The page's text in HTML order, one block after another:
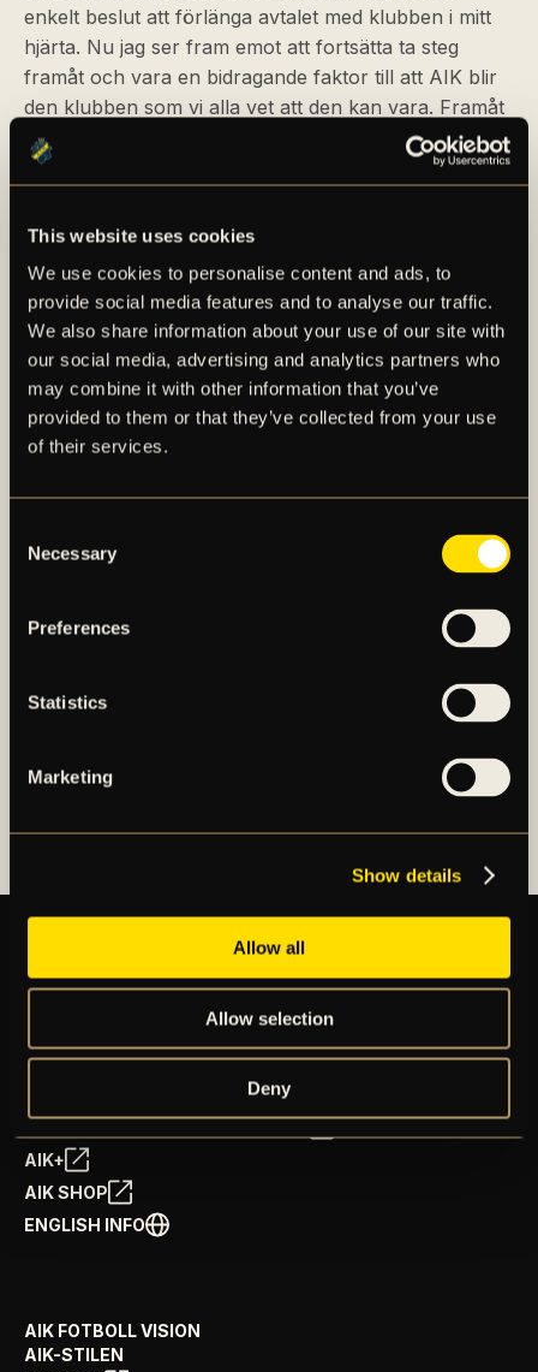
This website uses cookies
We use cookies to personalise content and ads, to
provide social media features and to analyse our traffic.
We also share information about your use of our site with
our social media, advertising and analytics partners who
may combine it with other information that you’ve
provided to them or that they’ve collected from your use
of their services.
Selection
Necessary
Preferences
Statistics
Marketing
Show details
Allow all
Allow selection
Deny
enkelt beslut att förlänga avtalet med klubben i mitt
hjärta. Nu jag ser fram emot att fortsätta ta steg
framåt och vara en bidragande faktor till att AIK blir
den klubben som vi alla vet att den kan vara. Framåt
stolta AIK, säger Anton Salétros.
se det bifogade materialet i detta pressmeddelande.
AIK – SEDAN 1891
AIK Fotboll AB bedriver AIK Fotbollsförenings
damlag. Herrlaget spelar i Allsvenskan och damlaget
spelar i OBOS Damallsvenskan. AIK Fotboll AB är
noterat på NGM Nordic Growth Market Stockholm.
AIK FOTBOLLSFÖRENING
NYHETER
AIK+
AIK SHOP
ENGLISH INFO
AIK FOTBOLL VISION
AIK-STILEN